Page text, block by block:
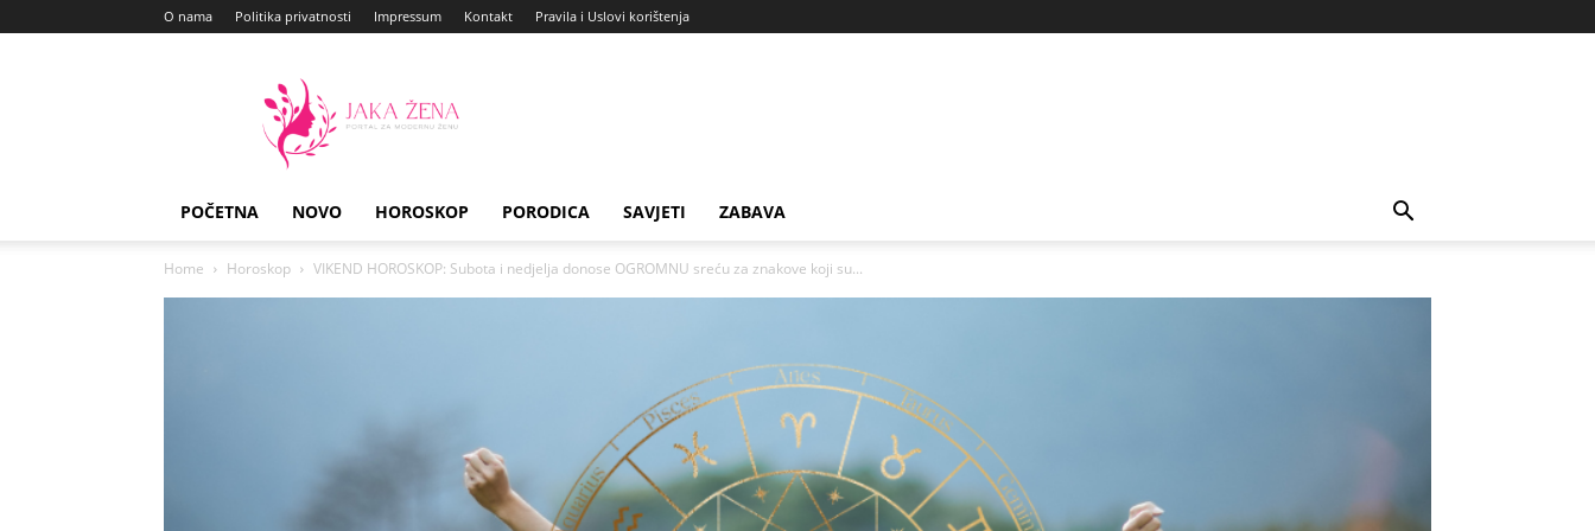
O nama Politika privatnosti Impressum Kontakt Pravila i Uslovi korištenja
Zena
POČETNA NOVO HOROSKOP PORODICA SAVJETI ZABAVA
Home Horoskop VIKEND HOROSKOP: Subota i nedjelja donose OGROMNU sreću za znakove koji su...